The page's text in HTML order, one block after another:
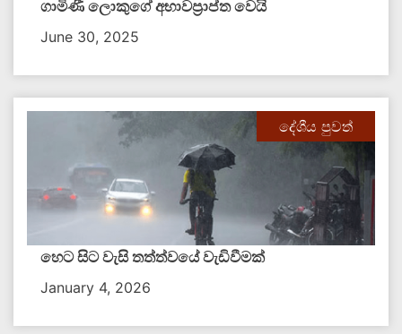
ගාමිණී ලොකුගේ අභාවප්‍රාප්ත වෙයි
June 30, 2025
දේශීය පුවත්
හෙට සිට වැසි තත්ත්වයේ වැඩිවීමක්
January 4, 2026